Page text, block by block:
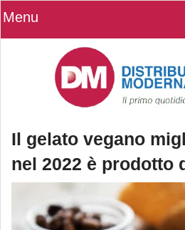
Menu
Il gelato vegano
nel 2022 è prodotto